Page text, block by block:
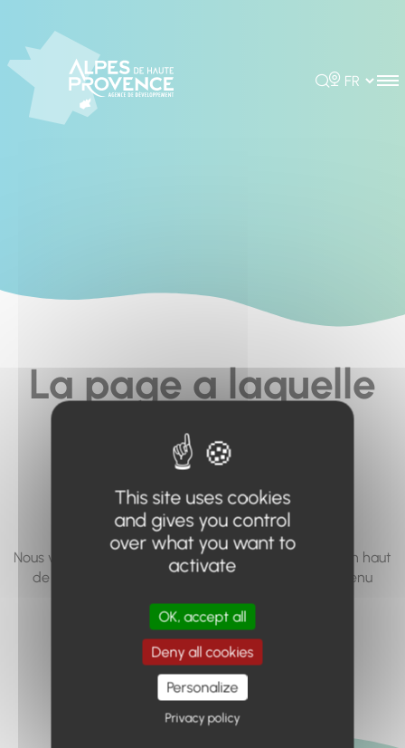
Rechercher
Choisir la
La page a laquelle
vous cherchez à
accéder n'existe
pas... ou plus.
Nous vous invitons à utiliser le moteur de recherche en haut
de page, ou à utiliser le menu pour trouver le contenu
Retour à l'accueil
This site uses cookies
and gives you control
over what you want to
activate
OK, accept all
Deny all cookies
Personalize
Privacy policy